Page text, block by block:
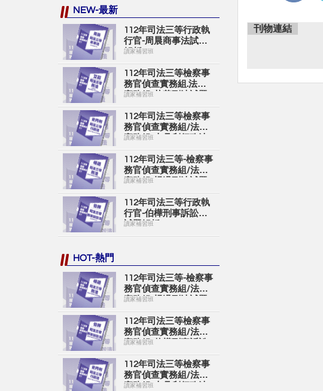
刊物連結
NEW-最新
112年司法三等行政執
行官-周晨商事法試題
解析
讀家補習班
112年司法三等檢察事
務官偵查實務組.法律
實務組-艾莉刑法試題
解析
讀家補習班
112年司法三等檢察事
務官偵查實務組/法律
實務組-史丹利行政法
試題解析
讀家補習班
112年司法三等-檢察事
務官偵查實務組/法律
實務組-楊過刑法試題
解析
讀家補習班
112年司法三等行政執
行官-伯樺刑事訴訟法
試題解析
讀家補習班
HOT-熱門
112年司法三等-檢察事
務官偵查實務組/法律
實務組-楊過刑法試題
解析
讀家補習班
112年司法三等檢察事
務官偵查實務組/法律
實務組-伯樺刑事訴訟
法試題解析
讀家補習班
112年司法三等檢察事
務官偵查實務組/法律
實務組-史丹利行政法
讀家補習班